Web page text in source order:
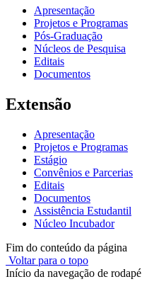
Apresentação
Projetos e Programas
Pós-Graduação
Núcleos de Pesquisa
Editais
Documentos
Extensão
Apresentação
Projetos e Programas
Estágio
Convênios e Parcerias
Editais
Documentos
Assistência Estudantil
Núcleo Incubador
Fim do conteúdo da página
Voltar para o topo
Início da navegação de rodapé